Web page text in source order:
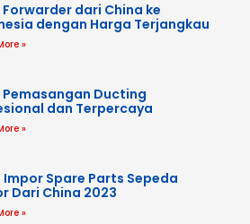
dari China ke
dengan Harga Terjangkau
»
Pemasangan Ducting
dan Terpercaya
»
Impor Spare Parts Sepeda
Dari China 2023
»